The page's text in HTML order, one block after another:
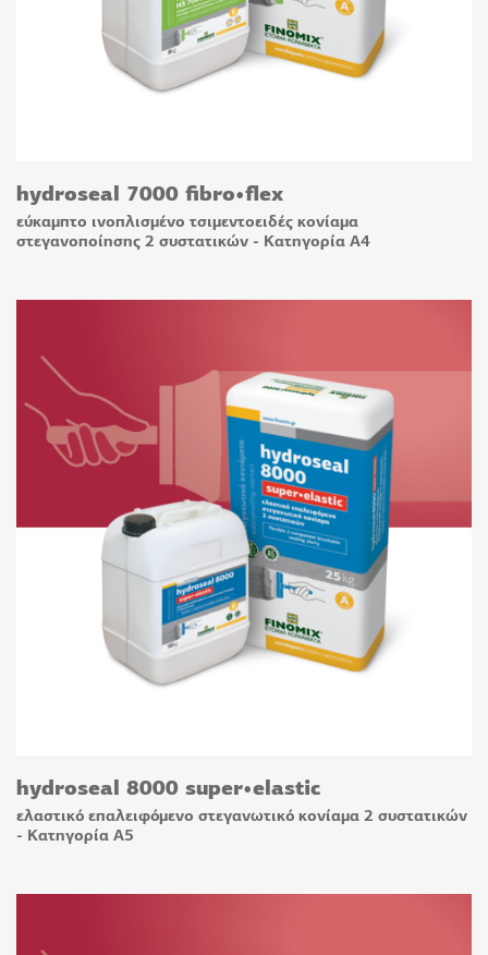
hydroseal 7000 fibro•flex
εύκαμπτο ινοπλισμένο τσιμεντοειδές κονίαμα
στεγανοποίησης 2 συστατικών - Κατηγορία A4
hydroseal 8000 super•elastic
ελαστικό επαλειφόμενο στεγανωτικό κονίαμα 2 συστατικών
- Κατηγορία A5